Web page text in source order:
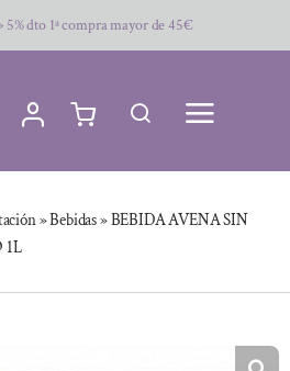
5% dto 1ª compra mayor de 45€
»Bebidas»BEBIDA AVENA SIN
1L